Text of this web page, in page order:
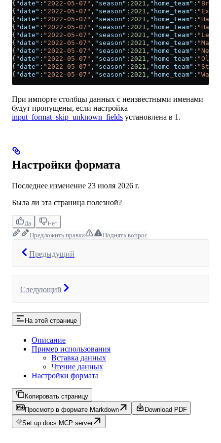
{ "date" : "2022-05-07" , "season" : 2021 , "home_team" :
{ "date" : "2022-05-07" , "season" : 2021 , "home_team" :
{ "date" : "2022-05-07" , "season" : 2021 , "home_team" :
{ "date" : "2022-05-07" , "season" : 2021 , "home_team" :
{ "date" : "2022-05-07" , "season" : 2021 , "home_team" :
{ "date" : "2022-05-07" , "season" : 2021 , "home_team" :
{ "date" : "2022-05-07" , "season" : 2021 , "home_team" :
{ "date" : "2022-05-07" , "season" : 2021 , "home_team" :
{ "date" : "2022-05-07" , "season" : 2021 , "home_team" :
{ "date" : "2022-05-07" , "season" : 2021 , "home_team" :
При импорте столбцы данных с неизвестными именами
будут пропущены, если настройка
input_format_skip_unknown_fields установлена в 1.
Настройки формата
Последнее изменение 23 июля 2026 г.
Была ли эта страница полезной?
Да Нет
Предложить правки Поднять вопрос
Предыдущий
Следующий
На этой странице
Описание
Пример использования
Вставка данных
Чтение данных
Настройки формата
Копировать страницу
Просмотр в формате Markdown
Download PDF
Set up docs MCP server